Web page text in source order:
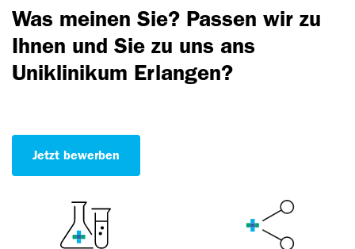
Was meinen Sie? Passen wir zu
Ihnen und Sie zu uns ans
Uniklinikum Erlangen?
Jetzt bewerben